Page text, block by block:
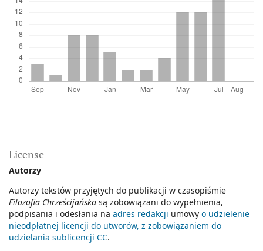
License
Autorzy
Autorzy tekstów przyjętych do publikacji w czasopiśmie
Filozofia Chrześcijańska są zobowiązani do wypełnienia,
podpisania i odesłania na adres redakcji umowy o udzielenie
nieodpłatnej licencji do utworów, z zobowiązaniem do
udzielania sublicencji CC.